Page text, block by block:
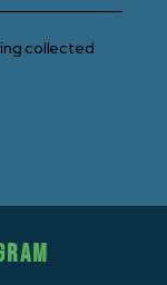
collected